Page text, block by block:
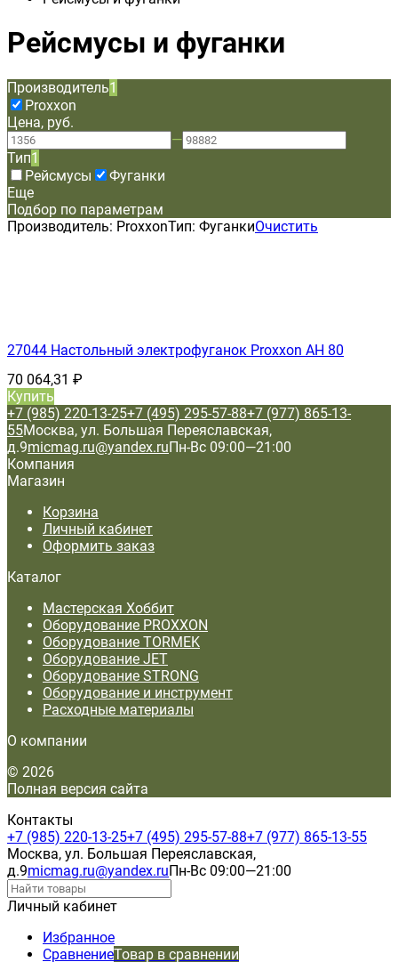
Рейсмусы и фуганки
Производитель1
Proxxon
Цена, руб.
—
Тип1
Рейсмусы
Фуганки
Еще
Подбор по параметрам
Производитель: ProxxonТип: ФуганкиОчистить
27044 Настольный электрофуганок Proxxon АН 80
70 064,31 ₽
Купить
+7 (985) 220-13-25+7 (495) 295-57-88+7 (977) 865-13-
55Москва, ул. Большая Переяславская,
д.9micmag.ru@yandex.ruПн-Вс 09:00—21:00
Компания
Магазин
Корзина
Личный кабинет
Оформить заказ
Каталог
Мастерская Хоббит
Оборудование PROXXON
Оборудование TORMEK
Оборудование JET
Оборудование STRONG
Оборудование и инструмент
Расходные материалы
О компании
© 2026
Полная версия сайта
Контакты
+7 (985) 220-13-25+7 (495) 295-57-88+7 (977) 865-13-55
Москва, ул. Большая Переяславская,
д.9micmag.ru@yandex.ruПн-Вс 09:00—21:00
Личный кабинет
Избранное
СравнениеТовар в сравнении